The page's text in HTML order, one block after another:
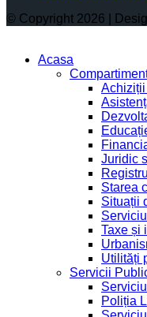
© Copyright 2026 |
Acasa
Juridic
Starea
Situații
Taxe și
Utilități
Servicii
Poliția